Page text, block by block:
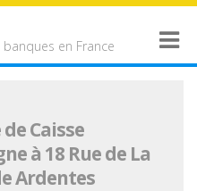
en France
Caisse
à 18 Rue de La
Ardentes